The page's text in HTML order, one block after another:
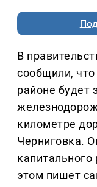
В
сообщили,
районе будет
километре
Черниговка.
этом пишет